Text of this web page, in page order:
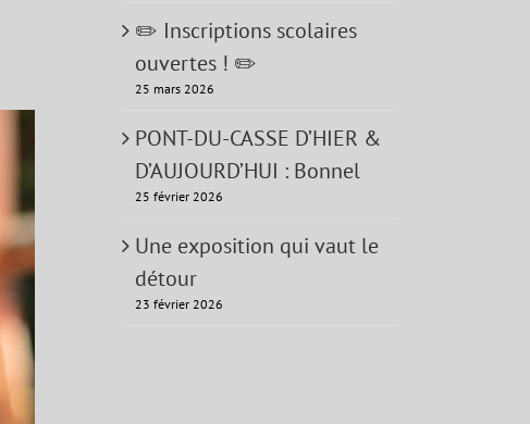
✏️ Inscriptions scolaires
ouvertes ! ✏️
25 mars 2026
PONT-DU-CASSE D’HIER &
D’AUJOURD’HUI : Bonnel
25 février 2026
Une exposition qui vaut le
détour
23 février 2026